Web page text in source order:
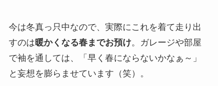
今は冬真っ只中なので、実際にこれを着て走り出
すのは暖かくなる春までお預け。ガレージや部屋
で袖を通しては、「早く春にならないかなぁ～」
と妄想を膨らませています（笑）。